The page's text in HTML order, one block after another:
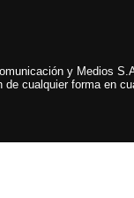
y Medios
de cualquier forma en